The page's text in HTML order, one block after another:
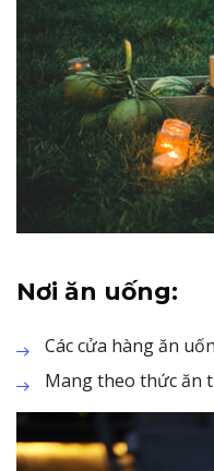
Nơi ăn uống:
Các cửa hàng ăn
Mang theo thức ăn